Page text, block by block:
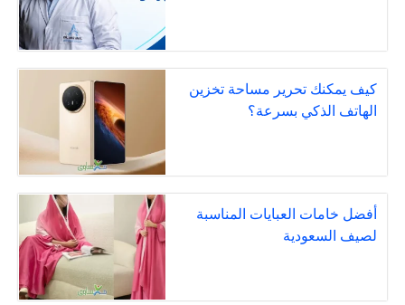
كيف يمكنك تحرير مساحة تخزين
الهاتف الذكي بسرعة؟
أفضل خامات العبايات المناسبة
لصيف السعودية